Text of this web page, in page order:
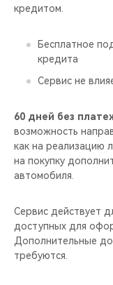
НОВИНКИ
CHERY И СПОРТ
НАШИ МЕРОПРИЯТИЯ
ВИДЕООБЗОРЫ
кредитом.
Бесплатное
кредита
Сервис не
60 дней без
возможность
как на реализацию
на покупку
автомобиля.
Сервис действует
доступных для
Дополнительные
требуются.